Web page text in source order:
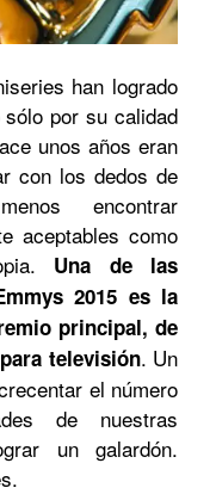
han logrado
sólo por su calidad
unos años eran
con los dedos de
encontrar
aceptables como
Una de las
2015 es la
principal, de
televisión. Un
el número
de nuestras
un galardón.